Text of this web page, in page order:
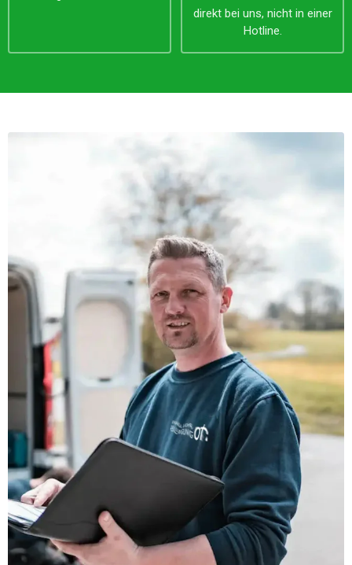
direkt bei uns, nicht in einer
Hotline.